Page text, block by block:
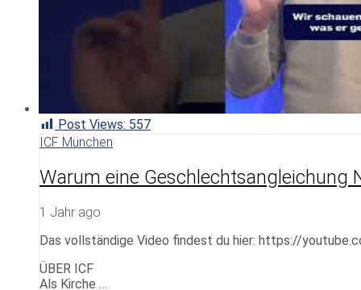
Post Views: 557
ICF München
Warum eine Geschlechtsangleichung
1 Jahr ago
Das vollständige Video findest du hier: https://
ÜBER ICF
Als Kirche …